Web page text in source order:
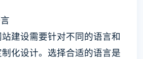
建设需要针对不同的语言和
化设计。选择合适的语言是